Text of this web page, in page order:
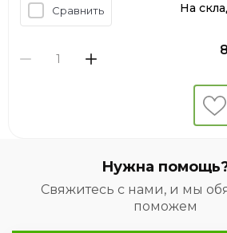
Сравнить На
Нужна
Свяжитесь с нами, и мы
поможем